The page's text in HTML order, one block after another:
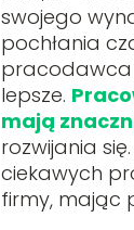
swojego
pochłania
pracodawca
lepsze.
mają
rozwijania
ciekawych
firmy, mając